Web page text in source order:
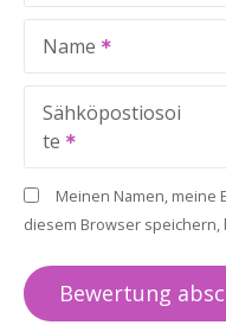
Name
Sähköpostiosoi
te
Meinen Namen, meine
diesem Browser